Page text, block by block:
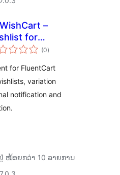
–
for
(0ຄະແນນ
ທັງໝົດ
)
for FluentCart
variation
notification and
ໜ້ອຍກວ່າ 10 ລາຍການ